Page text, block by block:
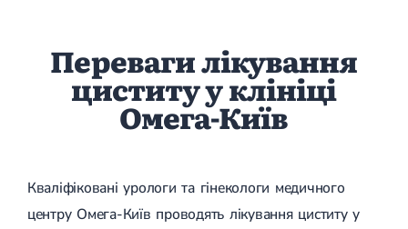
Переваги лікування
циститу у клініці
Омега-Київ
Кваліфіковані урологи та гінекологи медичного
центру Омега-Київ проводять лікування циститу у